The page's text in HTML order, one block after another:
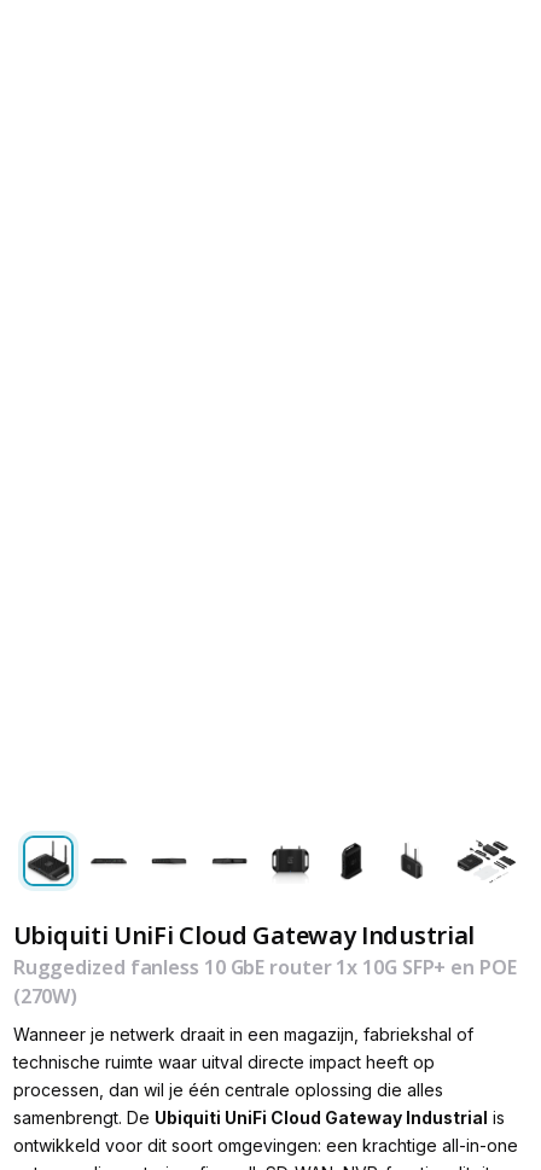
Ubiquiti UniFi Cloud Gateway Industrial
Ruggedized fanless 10 GbE router 1x 10G SFP+ en POE
(270W)
Wanneer je netwerk draait in een magazijn, fabriekshal of
technische ruimte waar uitval directe impact heeft op
processen, dan wil je één centrale oplossing die alles
samenbrengt. De Ubiquiti UniFi Cloud Gateway Industrial is
ontwikkeld voor dit soort omgevingen: een krachtige all-in-one